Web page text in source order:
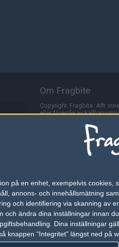
på en enhet, exempelvis
annons- och innehållsmätning
och identifiering via skanning
ändra dina inställningar innan
Dina inställningar
knappen "Integritet" längst ned på
Om Fragbite
Copyright Fragbite. Allt
eller föregås av
Alla åsikter uttryckta på
Programmering och design
Fragbite använder
omröstningar och för att
besöka Fragbite. Den här
Annonsering
Är du intresserad av att